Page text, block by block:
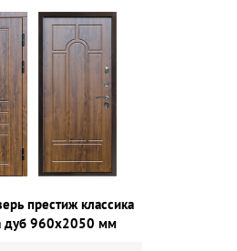
престиж классика
дуб 960х2050 мм